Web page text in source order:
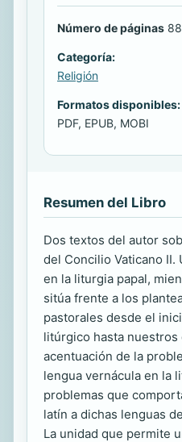
Número de páginas 88
Categoría:
Religión
Formatos disponibles:
PDF, EPUB, MOBI
Resumen del Libro
Dos textos del autor
del Concilio Vaticano II.
en la liturgia papal,
sitúa frente a los
pastorales desde el
litúrgico hasta
acentuación de la
lengua vernácula en la
problemas que
latín a dichas lenguas
La unidad que permite